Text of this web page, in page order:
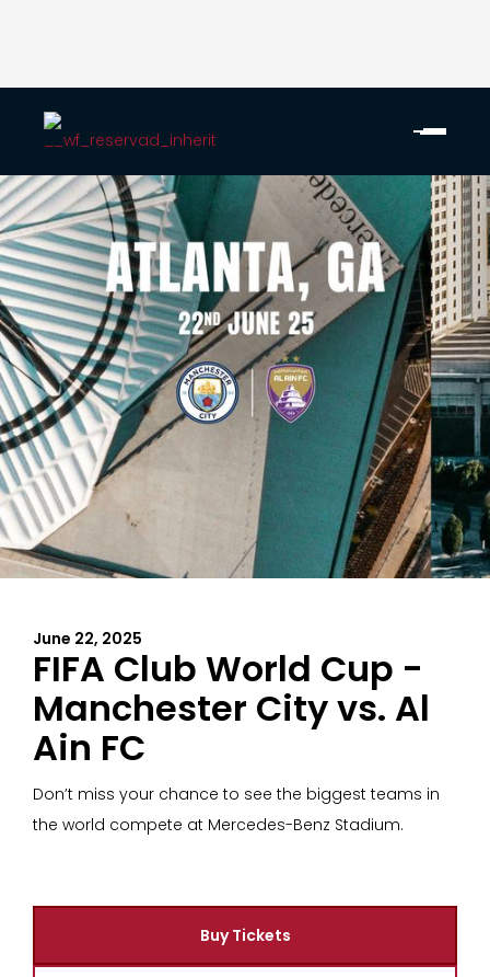
June 22, 2025
FIFA Club World Cup -
Manchester City vs. Al
Ain FC
Don’t miss your chance to see the biggest teams in
the world compete at Mercedes-Benz Stadium.
Buy Tickets